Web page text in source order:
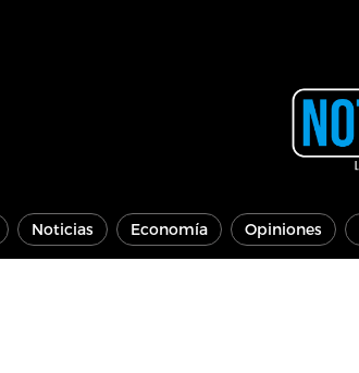
Noticias Economía Opiniones